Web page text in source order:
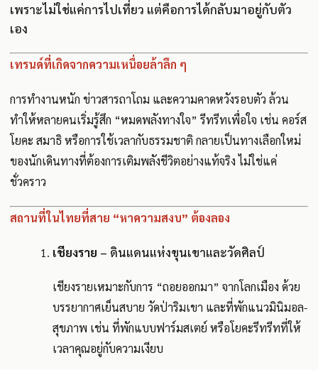
เพราะไม่ใช่แค่การไปเที่ยว แต่คือการได้กลับมาอยู่กับตัว
เอง
เทรนด์ที่เกิดจากความเหนื่อยล้าลึก ๆ
การทำงานหนัก ข่าวสารถาโถม และความคาดหวังรอบตัว ล้วน
ทำให้หลายคนเริ่มรู้สึก “หมดพลังทางใจ” รีทรีทเพื่อใจ เช่น คอร์ส
โยคะ สมาธิ หรือการใช้เวลากับธรรมชาติ กลายเป็นทางเลือกใหม่
ของนักเดินทางที่ต้องการเติมพลังชีวิตอย่างแท้จริง ไม่ใช่แค่
ชั่วคราว
สถานที่ในไทยที่สาย “หาความสงบ” ต้องลอง
เชียงราย – ดินแดนแห่งขุนเขาและวัดศิลป์
เชียงรายเหมาะกับการ “ถอยออกมา” จากโลกเมือง ด้วย
บรรยากาศเย็นสบาย วัดป่าริมเขา และที่พักแนวมินิมอล-
สุขภาพ เช่น ที่พักแบบฟาร์มสเตย์ หรือโยคะรีทรีทที่ให้
เวลาคุณอยู่กับความเงียบ